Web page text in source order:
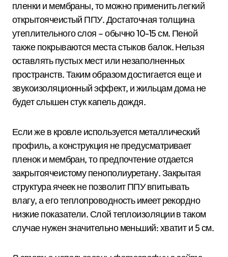
пленки и мембраны, то можно применить легкий
открытоячеистый ППУ. Достаточная толщина
утеплительного слоя – обычно 10-15 см. Пеной
также покрываются места стыков балок. Нельзя
оставлять пустых мест или незаполненных
пространств. Таким образом достигается еще и
звукоизоляционный эффект, и жильцам дома не
будет слышен стук капель дождя.
Если же в кровле используется металлический
профиль, а конструкция не предусматривает
пленок и мембран, то предпочтение отдается
закрытоячеистому пенополиуретану. Закрытая
структура ячеек не позволит ППУ впитывать
влагу, а его теплопроводность имеет рекордно
низкие показатели. Слой теплоизоляции в таком
случае нужен значительно меньший: хватит и 5 см.